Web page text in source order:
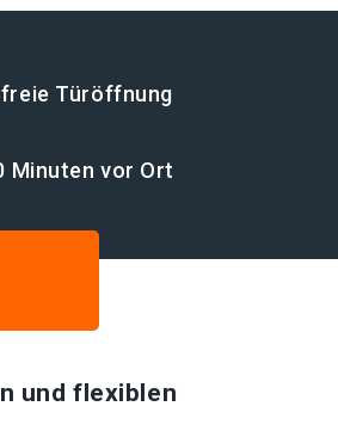
Türöffnung
Minuten vor Ort
und flexiblen